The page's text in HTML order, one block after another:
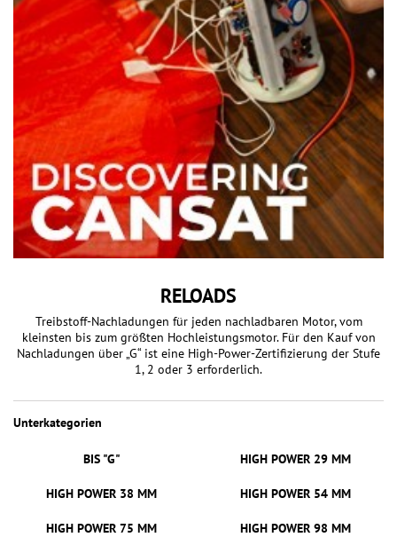
RELOADS
Treibstoff-Nachladungen für jeden nachladbaren Motor, vom
kleinsten bis zum größten Hochleistungsmotor. Für den Kauf von
Nachladungen über „G“ ist eine High-Power-Zertifizierung der Stufe
1, 2 oder 3 erforderlich.
Unterkategorien
BIS "G" HIGH POWER 29 MM
HIGH POWER 38 MM HIGH POWER 54 MM
HIGH POWER 75 MM HIGH POWER 98 MM